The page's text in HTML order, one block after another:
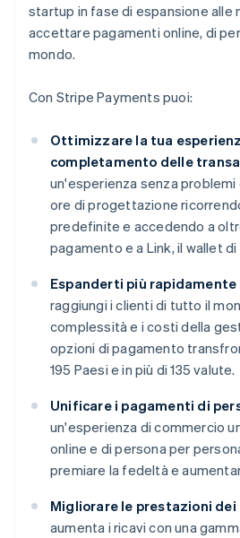
startup in fase di espansione alle
accettare pagamenti online, di
mondo.
Con Stripe Payments puoi:
Ottimizzare la tua
completamento delle
un'esperienza senza problemi
ore di progettazione
predefinite e accedendo a
pagamento e a Link, il wallet
Espanderti più
raggiungi i clienti di tutto il
complessità e i costi della
opzioni di pagamento
195 Paesi e in più di 135 valute.
Unificare i pagamenti di
un'esperienza di commercio
online e di persona per
premiare la fedeltà e
Migliorare le prestazioni
aumenta i ricavi con una